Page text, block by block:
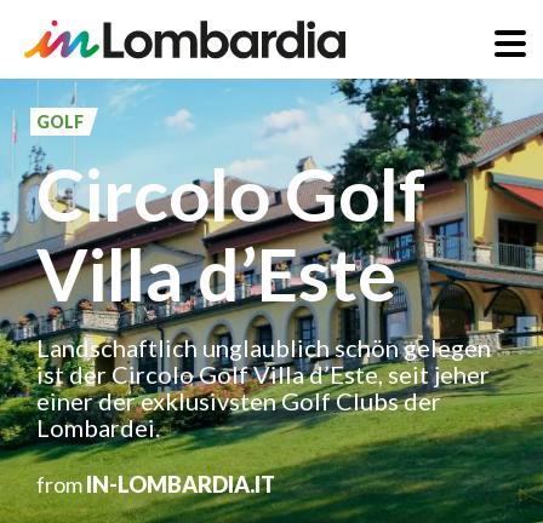
zum
Inhalt
GOLF
Circolo Golf
Villa d’Este
Landschaftlich unglaublich schön gelegen
ist der Circolo Golf Villa d’Este, seit jeher
einer der exklusivsten Golf Clubs der
Lombardei.
fromIN-LOMBARDIA.IT